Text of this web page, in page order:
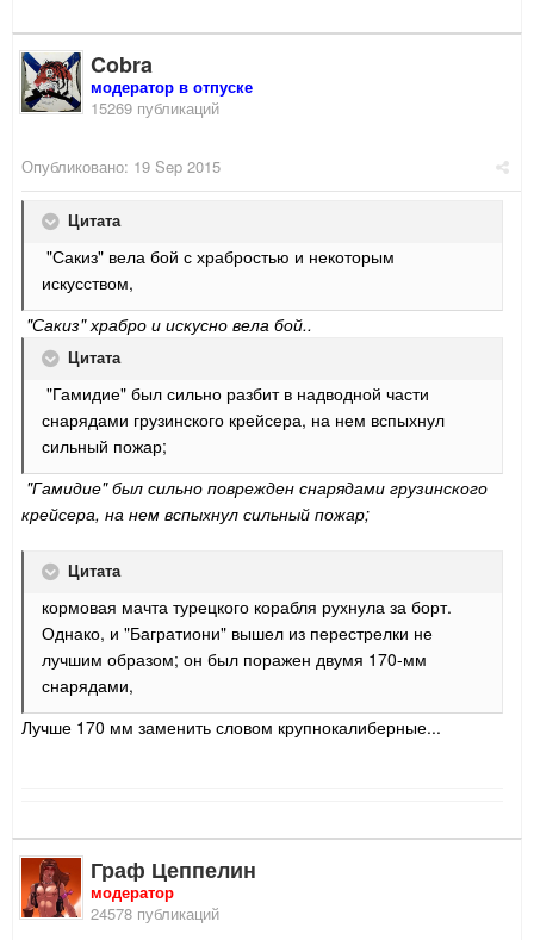
Cobra
модератор в отпуске
15269 публикаций
Опубликовано: 19 Sep 2015
Цитата
"Сакиз" вела бой с храбростью и некоторым
искусством,
"Сакиз" храбро и искусно вела бой..
Цитата
"Гамидие" был сильно разбит в надводной части
снарядами грузинского крейсера, на нем вспыхнул
сильный пожар;
"Гамидие" был сильно поврежден снарядами грузинского
крейсера, на нем вспыхнул сильный пожар;
Цитата
кормовая мачта турецкого корабля рухнула за борт.
Однако, и "Багратиони" вышел из перестрелки не
лучшим образом; он был поражен двумя 170-мм
снарядами,
Лучше 170 мм заменить словом крупнокалиберные...
Граф Цеппелин
модератор
24578 публикаций